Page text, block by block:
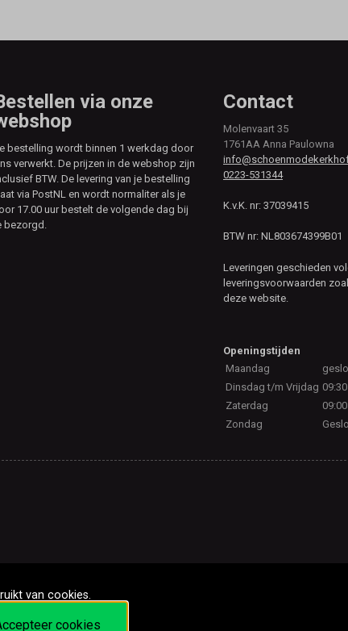
via onze
bestelling wordt binnen 1 werkdag door
verwerkt. De prijzen in de webshop zijn
BTW. De levering van je bestelling
via PostNL en wordt normaliter als je
17.00 uur bestelt de volgende dag bij
bezorgd.
Contact
Molenvaart 35
1761AA Anna Paulowna
0223-531344
K.v.K. nr: 37039415
BTW nr: NL803674399B01
Leveringen geschieden
leveringsvoorwaarden
deze website.
Openingstijden
Maandag
Dinsdag t/m Vrijdag
Zaterdag
Zondag
van cookies.
cookies